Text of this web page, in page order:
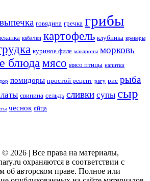
выпечка говядина гречка грибы
кабачки картофель клубника крекеры
куриное филе макароны морковь
блюдамясо мясо птицы напитки
помидоры простой рецепт рагу рис рыба
свинина сельдь сливки супы сыр
чеснок яйца
2026 | Все права на материалы,
охраняются в соответствии с
об авторском праве. Полное или